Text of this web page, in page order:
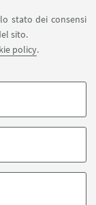
stato dei consensi
sito.
policy.
sul sito, per analisi
Cookie